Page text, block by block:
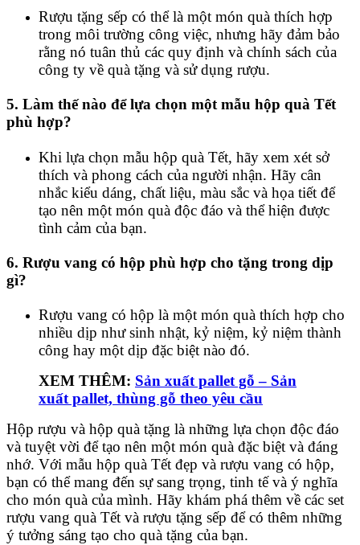
Rượu tặng sếp có thể là một món quà thích hợp
trong môi trường công việc, nhưng hãy đảm bảo
rằng nó tuân thủ các quy định và chính sách của
công ty về quà tặng và sử dụng rượu.
5. Làm thế nào để lựa chọn một mẫu hộp quà Tết
phù hợp?
Khi lựa chọn mẫu hộp quà Tết, hãy xem xét sở
thích và phong cách của người nhận. Hãy cân
nhắc kiểu dáng, chất liệu, màu sắc và họa tiết để
tạo nên một món quà độc đáo và thể hiện được
tình cảm của bạn.
6. Rượu vang có hộp phù hợp cho tặng trong dịp
gì?
Rượu vang có hộp là một món quà thích hợp cho
nhiều dịp như sinh nhật, kỷ niệm, kỷ niệm thành
công hay một dịp đặc biệt nào đó.
XEM THÊM: Sản xuất pallet gỗ – Sản
xuất pallet, thùng gỗ theo yêu cầu
Hộp rượu và hộp quà tặng là những lựa chọn độc đáo
và tuyệt vời để tạo nên một món quà đặc biệt và đáng
nhớ. Với mẫu hộp quà Tết đẹp và rượu vang có hộp,
bạn có thể mang đến sự sang trọng, tinh tế và ý nghĩa
cho món quà của mình. Hãy khám phá thêm về các set
rượu vang quà Tết và rượu tặng sếp để có thêm những
ý tưởng sáng tạo cho quà tặng của bạn.